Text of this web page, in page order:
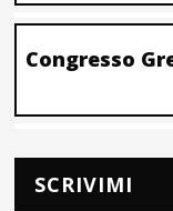
Congresso
SCRIVIMI